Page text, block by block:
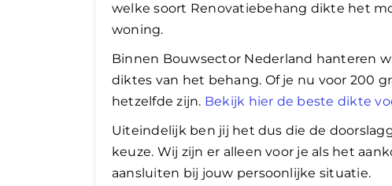
welke soort Renovatiebehang dikte het
woning.
Binnen Bouwsector Nederland hanteren
diktes van het behang. Of je nu voor 200
hetzelfde zijn. Bekijk hier de beste dikte
Uiteindelijk ben jij het dus die de
keuze. Wij zijn er alleen voor je als het
aansluiten bij jouw persoonlijke situatie. ​